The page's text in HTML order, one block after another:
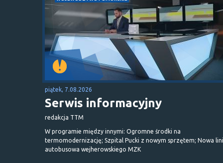
piątek, 7.08.2026
Serwis informacyjny
redakcja TTM
W programie między innymi: Ogromne środki na
termomodernizację; Szpital Pucki z nowym sprzętem; Nowa
autobusowa wejherowskiego MZK